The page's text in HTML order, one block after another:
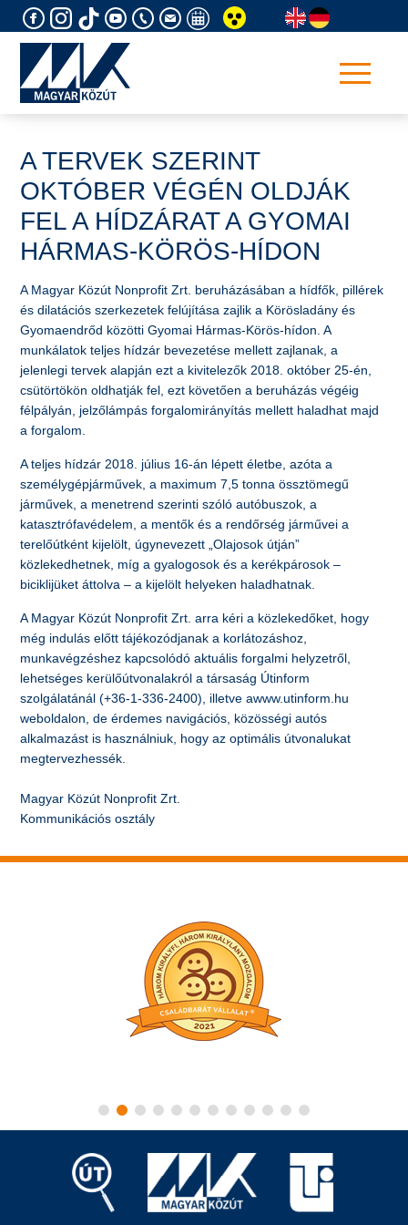
to
A TERVEK SZERINT
OKTÓBER VÉGÉN OLDJÁK
FEL A HÍDZÁRAT A GYOMAI
HÁRMAS-KÖRÖS-HÍDON
​A Magyar Közút Nonprofit Zrt. beruházásában a hídfők, pillérek
és dilatációs szerkezetek felújítása zajlik a Körösladány és
Gyomaendrőd közötti Gyomai Hármas-Körös-hídon. A
munkálatok teljes hídzár bevezetése mellett zajlanak, a
jelenlegi tervek alapján ezt a kivitelezők 2018. október 25-én,
csütörtökön oldhatják fel, ezt követően a beruházás végéig
félpályán, jelzőlámpás forgalomirányítás mellett haladhat majd
a forgalom.
A teljes hídzár 2018. július 16-án lépett életbe, azóta a
személygépjárművek, a maximum 7,5 tonna össztömegű
járművek, a menetrend szerinti szóló autóbuszok, a
katasztrófavédelem, a mentők és a rendőrség járművei a
terelőútként kijelölt, úgynevezett „Olajosok útján”
közlekedhetnek, míg a gyalogosok és a kerékpárosok –
biciklijüket áttolva – a kijelölt helyeken haladhatnak.
A Magyar Közút Nonprofit Zrt. arra kéri a közlekedőket, hogy
még indulás előtt tájékozódjanak a korlátozáshoz,
munkavégzéshez kapcsolódó aktuális forgalmi helyzetről,
lehetséges kerülőútvonalakról a társaság Útinform
szolgálatánál (+36-1-336-2400), illetve awww.utinform.hu
weboldalon, de érdemes navigációs, közösségi autós
alkalmazást is használniuk, hogy az optimális útvonalukat
megtervezhessék.
Magyar Közút Nonprofit Zrt.
Kommunikációs osztály